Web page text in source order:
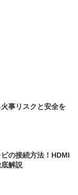
事リスクと安全を
の接続方法！HDMI
解説